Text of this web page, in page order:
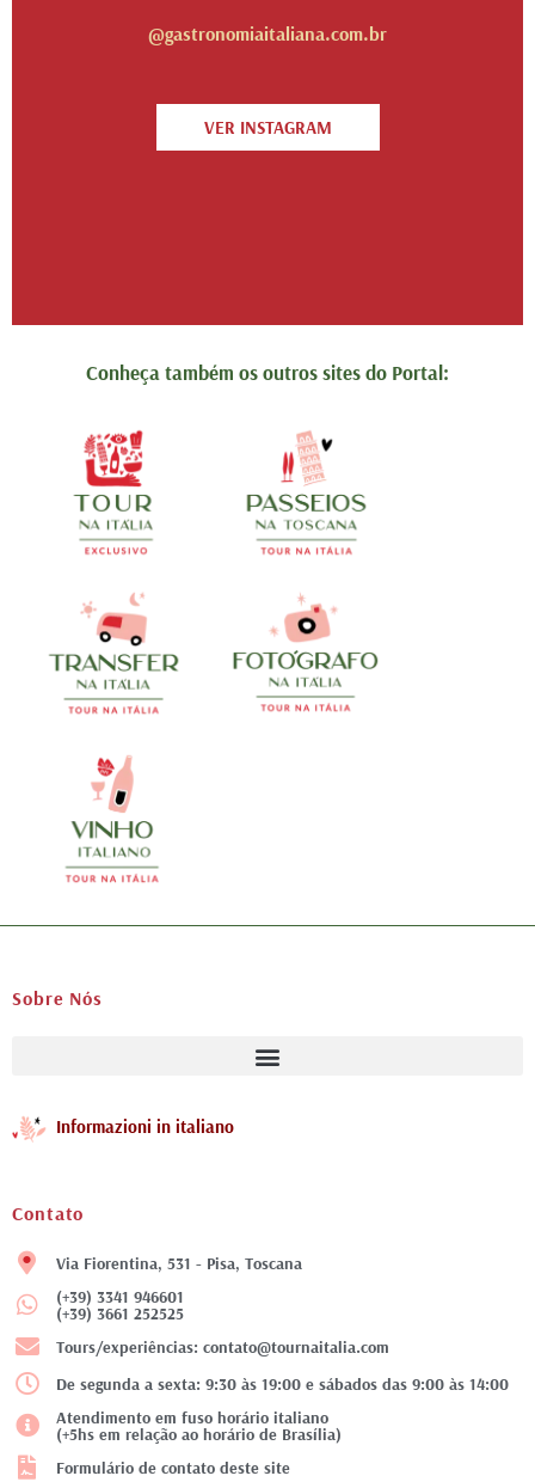
@gastronomiaitaliana.com.br
VER INSTAGRAM
Conheça também os outros sites do Portal:
Sobre Nós
Informazioni in italiano
Contato
Via Fiorentina, 531 - Pisa, Toscana
(+39) 3341 946601
(+39) 3661 252525
Tours/experiências: contato@tournaitalia.com
De segunda a sexta: 9:30 às 19:00 e sábados das 9:00 às 14:00
Atendimento em fuso horário italiano
(+5hs em relação ao horário de Brasília)
Formulário de contato deste site